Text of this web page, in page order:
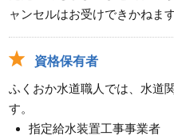
ャンセルはお受けできかねます
資格保有者
ふくおか水道職人では、水道
す。
指定給水装置工事事業者